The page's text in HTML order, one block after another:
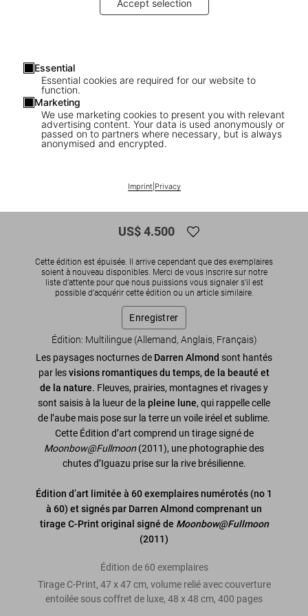
Accept selection
Essential
Essential cookies are required for our website to
function.
Marketing
We use marketing cookies to present you with relevant
advertising content. Your data is used anonymously or
passed on to partners where necessary, but is always
anonymised and encrypted.
Imprint| Privacy
1/ 10
Darren Almond. Fullmoon, Art Edition
US$ 4.500
Cette édition est épuisée. Il arrive cependant que des exemplaires
soient à nouveau disponibles. Merci de vous inscrire sur notre
liste d’attente pour que nous puissions vous signaler s'il est
possible d'acquérir cette édition ou un article similaire.
Enregistrer
Édition: Multilingue (Allemand, Anglais, Français)
Les paysages nocturnes de Darren Almond sont hantés
par lesvisions romantiques du temps, de la beauté et
de la nature. Fleuves, prairies, montagnes et rivages y
sont saisis à la lueur de la pleine lune, qui rappelle celle
de l’aube mais pose sur la terre un voile iréel et sublime.
Cette Édition d’art comprend un tirage signé de
Moonbow@Fullmoon (2011), une photographie des
chutes d’Iguazu prise sur la rive brésilienne.
Édition d’art limitée à 60 exemplaires numérotés (no 1
à 60) et signés par Darren Almond comprenant un
tirage C-Print original signé de Moonbow@Fullmoon
(2011)
Édition de 60 exemplaires
Tirage C-Print, 47 x 47 cm, volume relié avec couverture
entoilée sous coffret de luxe, 48 x 48 cm, 400 pages